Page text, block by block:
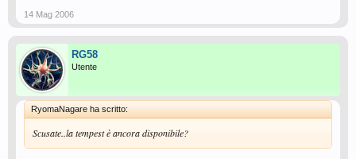
14 Mag 2006
RG58
Utente
RyomaNagare ha scritto:
Scusate..la tempest è ancora disponibile?